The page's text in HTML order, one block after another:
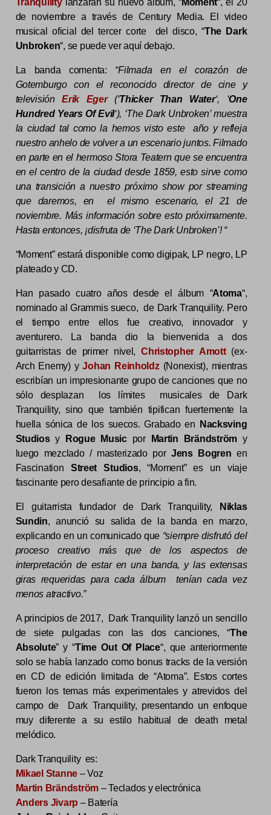
Tranquilitylanzarán su nuevo álbum, “Moment“, el 20
de noviembre a través de Century Media. El video
musical oficial del tercer corte del disco, “The Dark
Unbroken“, se puede ver aquí debajo.
La banda comenta: “Filmada en el corazón de
Gotemburgo con el reconocido director de cine y
televisiónErik Eger (‘Thicker Than Water‘, ‘One
Hundred Years Of Evil‘), ‘The Dark Unbroken’ muestra
la ciudad tal como la hemos visto este año y refleja
nuestro anhelo de volver a un escenario juntos. Filmado
en parte en el hermoso Stora Teatern que se encuentra
en el centro de la ciudad desde 1859, esto sirve como
una transición a nuestro próximo show por streaming
que daremos, en el mismo escenario, el 21 de
noviembre. Más información sobre esto próximamente.
Hasta entonces, ¡disfruta de ‘The Dark Unbroken’! “
“Moment” estará disponible como digipak, LP negro, LP
plateado y CD.
Han pasado cuatro años desde el álbum “Atoma“,
nominado al Grammis sueco, de Dark Tranquility. Pero
el tiempo entre ellos fue creativo, innovador y
aventurero. La banda dio la bienvenida a dos
guitarristas de primer nivel,Christopher Amott(ex-
Arch Enemy) yJohan Reinholdz(Nonexist), mientras
escribían un impresionante grupo de canciones que no
sólo desplazan los límites musicales de Dark
Tranquility, sino que también tipifican fuertemente la
huella sónica de los suecos. Grabado en Nacksving
Studiosy Rogue MusicporMartin Brändströmy
luego mezclado / masterizado porJens Bogren en
Fascination Street Studios, “Moment” es un viaje
fascinante pero desafiante de principio a fin.
El guitarrista fundador de Dark Tranquility,
Niklas
Sundin, anunció su salida de la banda en marzo,
explicando en un comunicado que “siempre disfrutó del
proceso creativo más que de los aspectos de
interpretación de estar en una banda, y las extensas
giras requeridas para cada álbum tenían cada vez
menos atractivo.”
A principios de 2017, Dark Tranquility lanzó un sencillo
de siete pulgadas con las dos canciones, “The
Absolute” y “Time Out Of Place“, que anteriormente
solo se había lanzado como bonus tracks de la versión
en CD de edición limitada de “Atoma”. Estos cortes
fueron los temas más experimentales y atrevidos del
campo de Dark Tranquility, presentando un enfoque
muy diferente a su estilo habitual de death metal
melódico.
Dark Tranquility es:
Mikael Stanne – Voz
Martin Brändström – Teclados y electrónica
Anders Jivarp – Batería